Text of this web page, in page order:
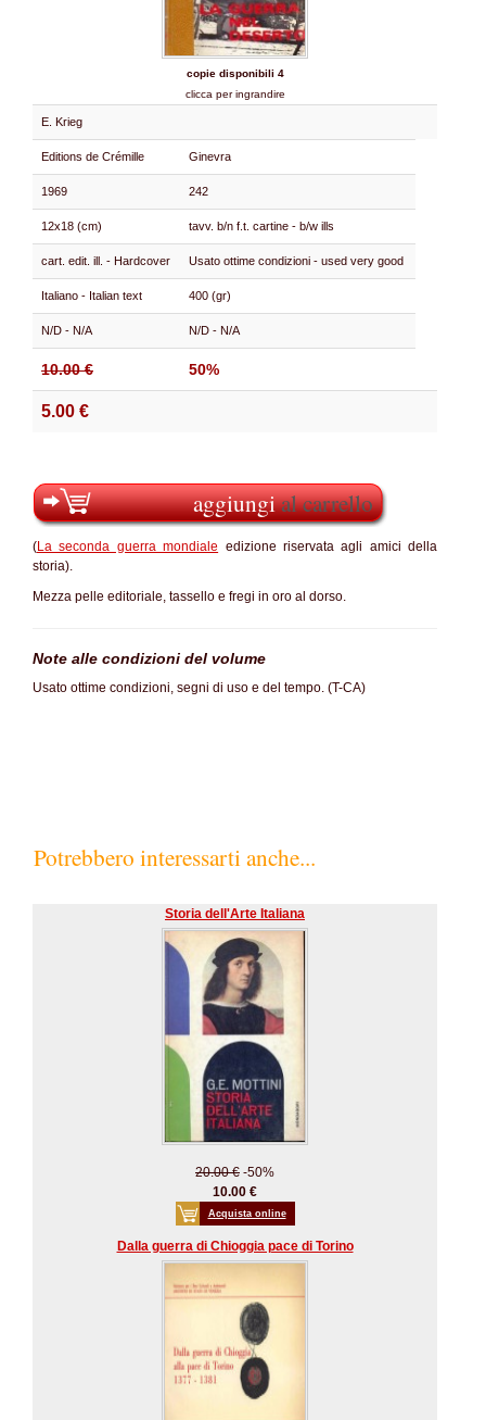
copie disponibili 4
clicca per ingrandire
E. Krieg
Editions de Crémille Ginevra
1969 242
12x18 (cm) tavv. b/n f.t. cartine - b/w ills
cart. edit. ill. - Hardcover Usato ottime condizioni - used very good
Italiano - Italian text 400 (gr)
N/D - N/A N/D - N/A
10.00 € 50%
5.00 €
aggiungial carrello
(La seconda guerra mondiale edizione riservata agli amici della
storia).
Mezza pelle editoriale, tassello e fregi in oro al dorso.
Note alle condizioni del volume
Usato ottime condizioni, segni di uso e del tempo. (T-CA)
Potrebbero interessarti anche...
Storia dell'Arte Italiana
20.00 € -50%
10.00 €
Acquista online
Dalla guerra di Chioggia pace di Torino